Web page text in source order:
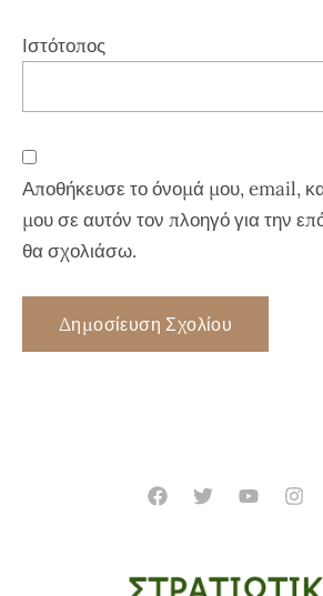
Ιστότοπος
Αποθήκευσε το όνομά μου, email,
μου σε αυτόν τον πλοηγό για την
θα σχολιάσω.